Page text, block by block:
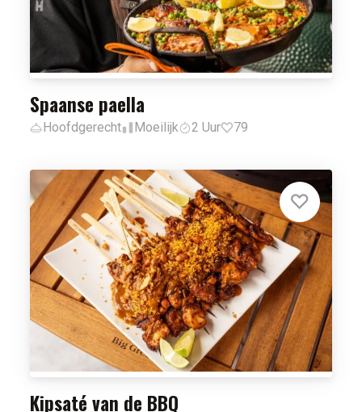
Spaanse paella
Hoofdgerecht Moeilijk 2 Uur 79
Kipsaté van de BBQ